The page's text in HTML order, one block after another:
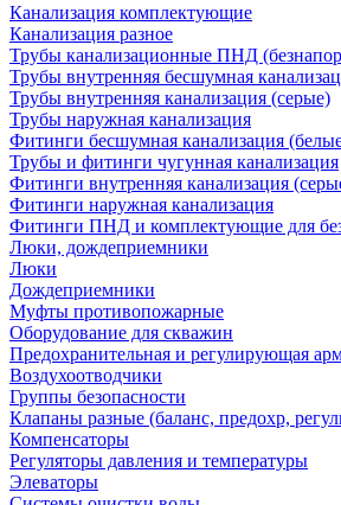
Канализация комплектующие
Канализация разное
Трубы канализационные ПНД
Трубы внутренняя бесшумная
Трубы внутренняя канализация (серые)
Трубы наружная канализация
Фитинги бесшумная канализация
Трубы и фитинги чугунная канализация
Фитинги внутренняя канализация
Фитинги наружная канализация
Фитинги ПНД и комплектующие для
Люки, дождеприемники
Люки
Дождеприемники
Муфты противопожарные
Оборудование для скважин
Предохранительная и регулирующая
Воздухоотводчики
Группы безопасности
Клапаны разные (баланс, предохр,
Компенсаторы
Регуляторы давления и температуры
Элеваторы